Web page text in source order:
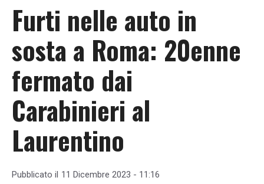
Furti nelle auto in
sosta a Roma: 20enne
fermato dai
Carabinieri al
Laurentino
Pubblicato il 11 Dicembre 2023 - 11:16